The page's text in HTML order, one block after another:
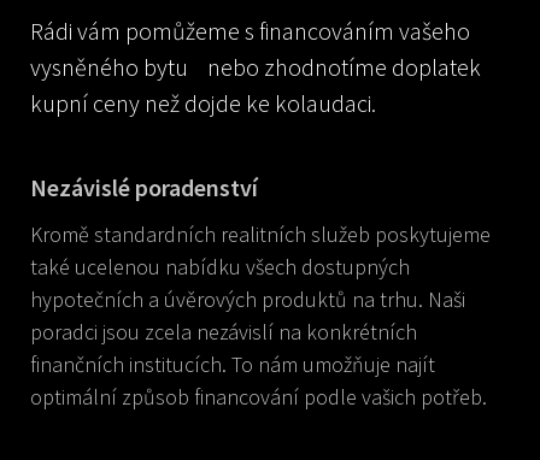
Rádi vám pomůžeme s financováním vašeho
vysněného bytu nebo zhodnotíme doplatek
kupní ceny než dojde ke kolaudaci.
Nezávislé poradenství
Kromě standardních realitních služeb poskytujeme
také ucelenou nabídku všech dostupných
hypotečních a úvěrových produktů na trhu. Naši
poradci jsou zcela nezávislí na konkrétních
finančních institucích. To nám umožňuje najít
optimální způsob financování podle vašich potřeb.